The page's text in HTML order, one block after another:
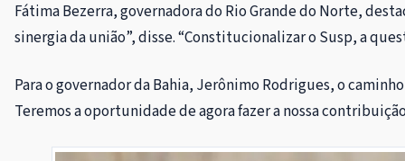
Fátima Bezerra, governadora do Rio Grande do Norte,
sinergia da união”, disse. “Constitucionalizar o Susp, a
Para o governador da Bahia, Jerônimo Rodrigues, o
Teremos a oportunidade de agora fazer a nossa